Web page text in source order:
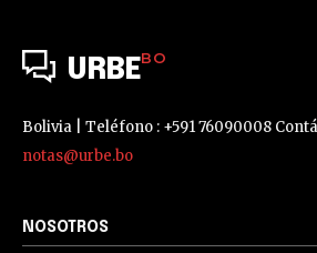
URBEBO
Bolivia | Teléfono : +591 76090008
notas@urbe.bo
NOSOTROS